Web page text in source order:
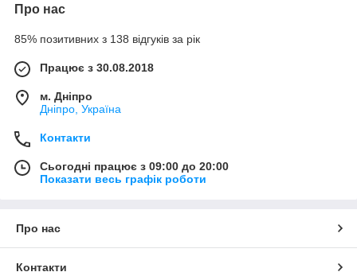
Про нас
85% позитивних з 138 відгуків за рік
Працює з 30.08.2018
м. Дніпро
Дніпро, Україна
Контакти
Сьогодні працює з 09:00 до 20:00
Показати весь графік роботи
Про нас
Контакти